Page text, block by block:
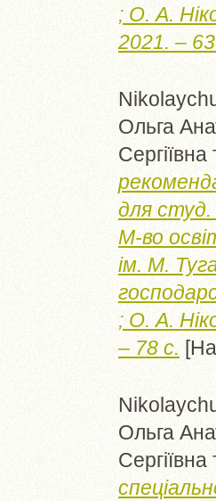
; О. А.
2021. –
Ольга
Сергіївна
для студ.
М-во
ім. М.
; О. А.
– 78 с.
Ольга
Сергіївна